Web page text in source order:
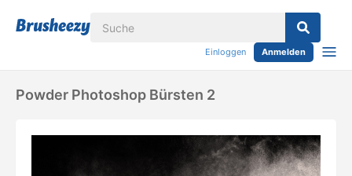
Einloggen Anmelden
Powder Photoshop Bürsten 2